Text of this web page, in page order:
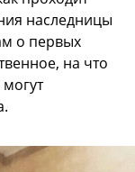
наследницы
о первых
на что